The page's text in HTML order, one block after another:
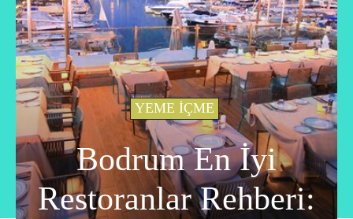
YEME İÇME
Bodrum En İyi
Restoranlar Rehberi: